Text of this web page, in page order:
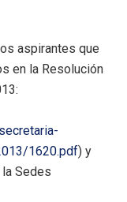
aspirantes que
en la Resolución
1620.pdf) y
Sedes